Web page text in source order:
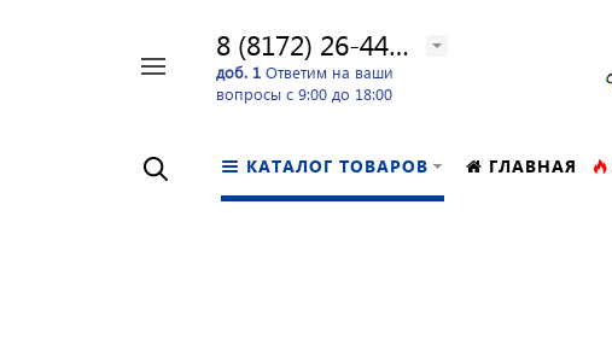
8 (8172) 26-44-24
доб. 1 Ответим на ваши
вопросы с 9:00 до 18:00
КАТАЛОГ ТОВАРОВ ГЛАВНАЯ